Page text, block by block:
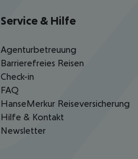
Service & Hilfe
Agenturbetreuung
Barrierefreies Reisen
Check-in
FAQ
HanseMerkur Reiseversicherung
Hilfe & Kontakt
Newsletter